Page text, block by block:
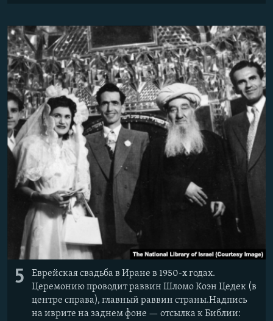
5
Еврейская свадьба в Иране в 1950-х годах.
Церемонию проводит раввин Шломо Коэн Цедек (в
центре справа), главный раввин страны.Надпись
на иврите на заднем фоне — отсылка к Библии: